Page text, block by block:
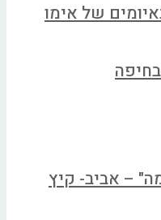
של אימו
– אביב- קיץ